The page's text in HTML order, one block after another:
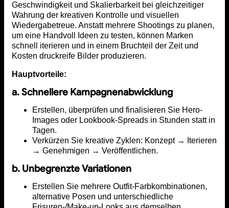
Geschwindigkeit und Skalierbarkeit bei gleichzeitiger
Wahrung der kreativen Kontrolle und visuellen
Wiedergabetreue. Anstatt mehrere Shootings zu planen,
um eine Handvoll Ideen zu testen, können Marken
schnell iterieren und in einem Bruchteil der Zeit und
Kosten druckreife Bilder produzieren.
Hauptvorteile:
a. Schnellere Kampagnenabwicklung
Erstellen, überprüfen und finalisieren Sie Hero-
Images oder Lookbook-Spreads in Stunden statt in
Tagen.
Verkürzen Sie kreative Zyklen: Konzept → Iterieren
→ Genehmigen → Veröffentlichen.
b. Unbegrenzte Variationen
Erstellen Sie mehrere Outfit-Farbkombinationen,
alternative Posen und unterschiedliche